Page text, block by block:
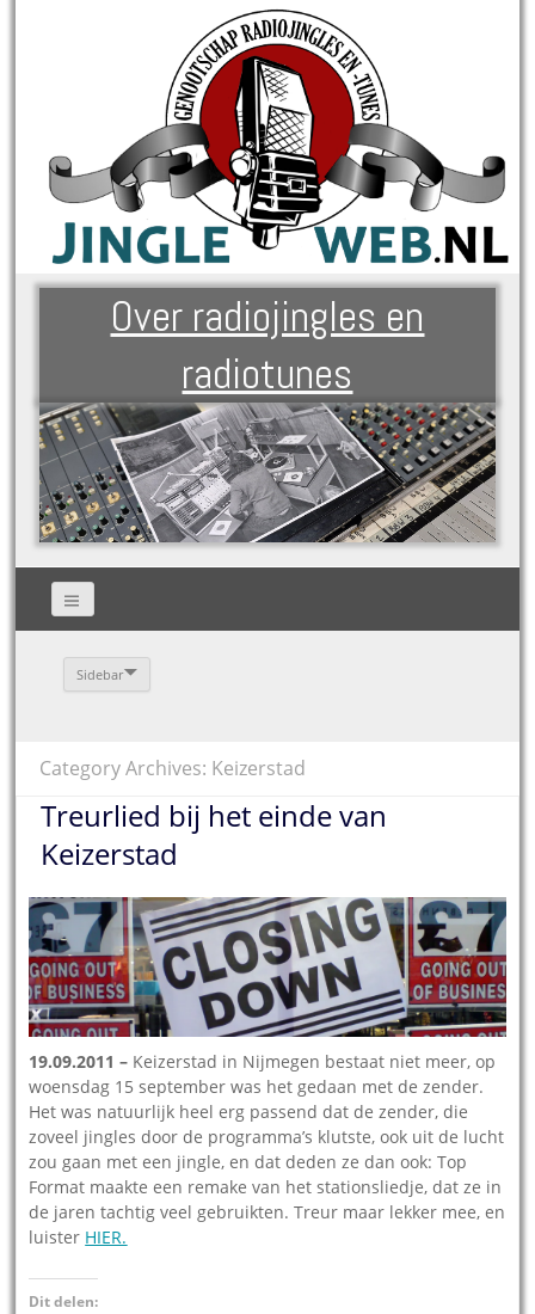
Over radiojingles en
radiotunes
Sidebar
Category Archives: Keizerstad
Treurlied bij het einde van
Keizerstad
19.09.2011 – Keizerstad in Nijmegen bestaat niet meer, op
woensdag 15 september was het gedaan met de zender.
Het was natuurlijk heel erg passend dat de zender, die
zoveel jingles door de programma’s klutste, ook uit de lucht
zou gaan met een jingle, en dat deden ze dan ook: Top
Format maakte een remake van het stationsliedje, dat ze in
de jaren tachtig veel gebruikten. Treur maar lekker mee, en
luister HIER.
Dit delen: